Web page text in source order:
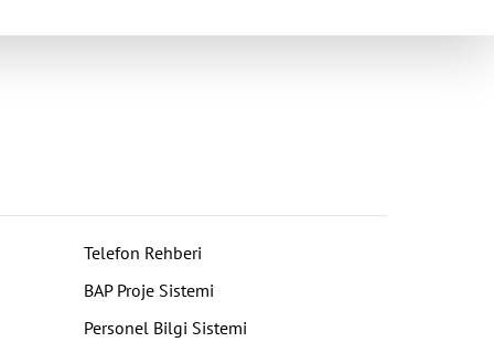
Telefon Rehberi
BAP Proje Sistemi
Personel Bilgi Sistemi